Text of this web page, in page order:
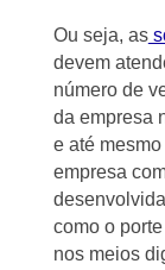
Ou seja, as
devem
número de
da empresa
e até
empresa
como o
nos meios